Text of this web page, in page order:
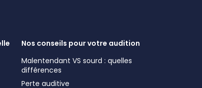
Nos conseils pour votre audition
Malentendant VS sourd : quelles
différences
Perte auditive